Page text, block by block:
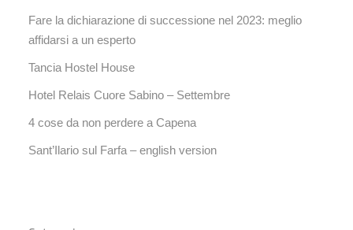
Fare la dichiarazione di successione nel 2023: meglio
affidarsi a un esperto
Tancia Hostel House
Hotel Relais Cuore Sabino – Settembre
4 cose da non perdere a Capena
Sant’Ilario sul Farfa – english version